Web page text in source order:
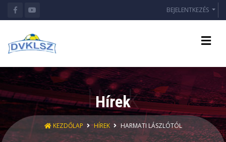
BEJELENTKEZÉS
Hírek
KEZDŐLAP HÍREK HARMATI LÁSZLÓTÓL